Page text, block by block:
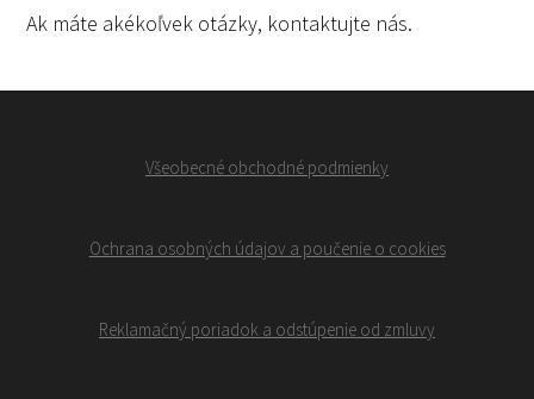
Ak máte akékoľvek otázky, kontaktujte nás.
Všeobecné obchodné podmienky
Ochrana osobných údajov a poučenie o cookies
Reklamačný poriadok a odstúpenie od zmluvy